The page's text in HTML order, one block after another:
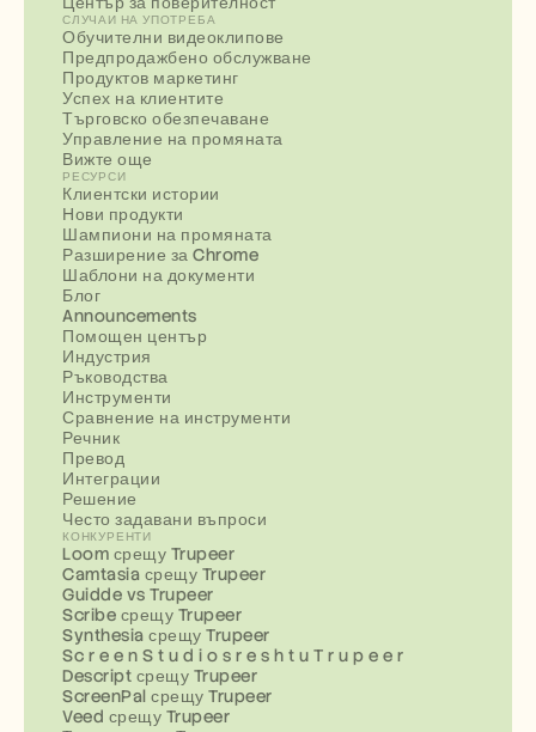
СЛУЧАИ НА УПОТРЕБА
Обучителни видеоклипове
Предпродажбено обслужване
Продуктов маркетинг
Успех на клиентите
Търговско обезпечаване
Управление на промяната
Вижте още
РЕСУРСИ
Клиентски истории
Нови продукти
Шампиони на промяната
Разширение за Chrome
Шаблони на документи
Блог
Announcements
Помощен център
Индустрия
Ръководства
Инструменти
Сравнение на инструменти
Речник
Превод
Интеграции
Решение
Често задавани въпроси
КОНКУРЕНТИ
Loom срещу Trupeer
Camtasia срещу Trupeer
Guidde vs Trupeer
Scribe срещу Trupeer
Synthesia срещу Trupeer
Sc r e e n S t u d i o s r e s h t u T r u p e e r
Descript срещу Trupeer
ScreenPal срещу Trupeer
Veed срещу Trupeer